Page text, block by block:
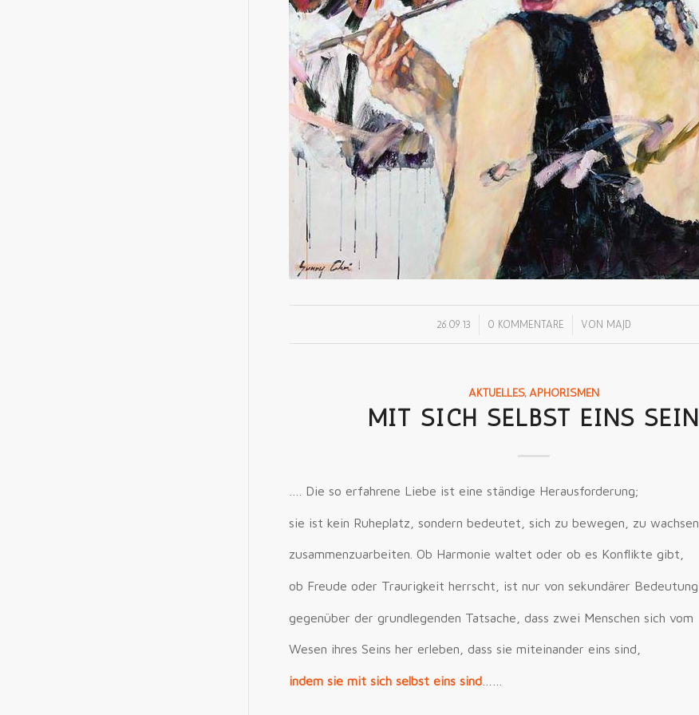
26.09.13 0 KOMMENTARE
/ VON MAJD
AKTUELLES, APHORISMEN
MIT SICH SELBST EINS SEIN
…. Die so erfahrene Liebe ist eine ständige Herausforderung;
sie ist kein Ruheplatz, sondern bedeutet, sich zu bewegen, zu wachsen,
zusammenzuarbeiten. Ob Harmonie waltet oder ob es Konflikte gibt,
ob Freude oder Traurigkeit herrscht, ist nur von sekundärer Bedeutung
gegenüber der grundlegenden Tatsache, dass zwei Menschen sich vom
Wesen ihres Seins her erleben, dass sie miteinander eins sind,
indem sie mit sich selbst eins sind